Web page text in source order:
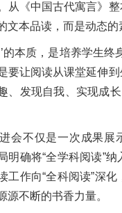
从《中国古代寓言》
文本品读，而是动态的
’的本质，是培养学生
要让阅读从课堂延伸
、发现自我、实现成
会不仅是一次成果展
明确将“全学科阅读”
工作向“全科阅读”深
源不断的书香力量。